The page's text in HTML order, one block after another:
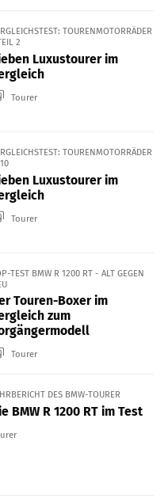
TOURENMOTORRÄDER
2
Luxustourer im
Tourer
TOURENMOTORRÄDER
Luxustourer im
Tourer
TEST BMW R 1200 RT - ALT GEGEN
Touren-Boxer im
zum
Tourer
DES BMW-TOURER
BMW R 1200 RT im Test